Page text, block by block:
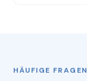
HÄUFIGE FRAGEN